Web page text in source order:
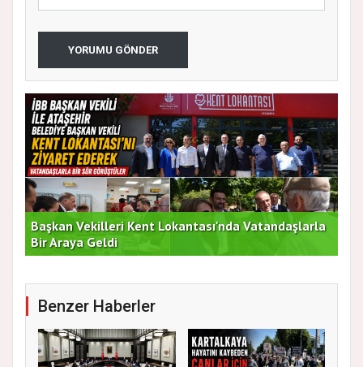
YORUMU GÖNDER
Başkan Vekilleri Kent Lokantası'nda Vatandaşlarla
Bir Araya Geldi
Benzer Haberler